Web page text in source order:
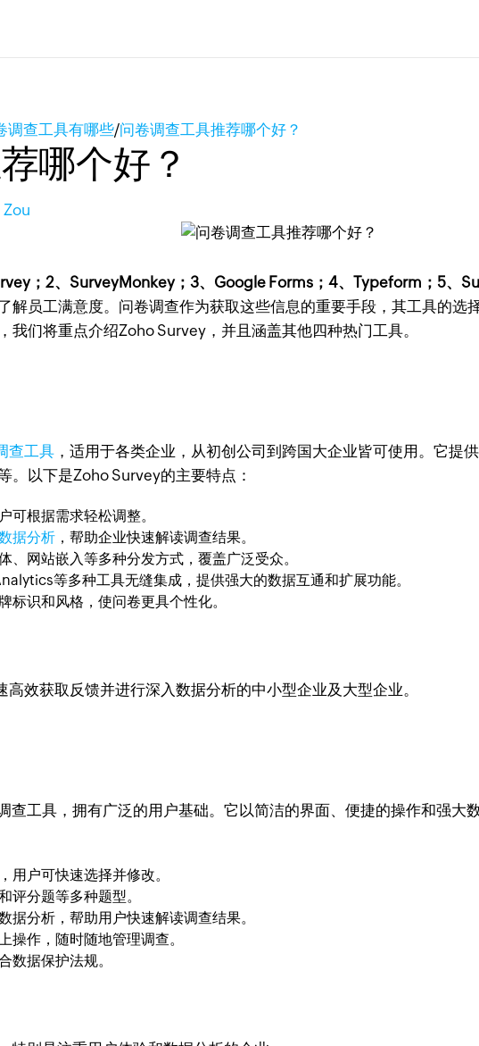
调查工具有哪些/问卷调查工具推荐哪个好？
哪个好？
Zou
；2、SurveyMonkey；3、Google Forms；4、Typeform；5、
解员工满意度。问卷调查作为获取这些信息的重要手段，其工具的选
我们将重点介绍Zoho Survey，并且涵盖其他四种热门工具。
查工具 ，适用于各类企业，从初创公司到跨国大企业皆可使用。它提
。以下是Zoho Survey的主要特点：
可根据需求轻松调整。
据分析 ，帮助企业快速解读调查结果。
、网站嵌入等多种分发方式，覆盖广泛受众。
等多种工具无缝集成，提供强大的数据互通和扩展功能。
标识和风格，使问卷更具个性化。
效获取反馈并进行深入数据分析的中小型企业及大型企业。
查工具，拥有广泛的用户基础。它以简洁的界面、便捷的操作和强
用户可快速选择并修改。
评分题等多种题型。
据分析，帮助用户快速解读调查结果。
操作，随时随地管理调查。
数据保护法规。